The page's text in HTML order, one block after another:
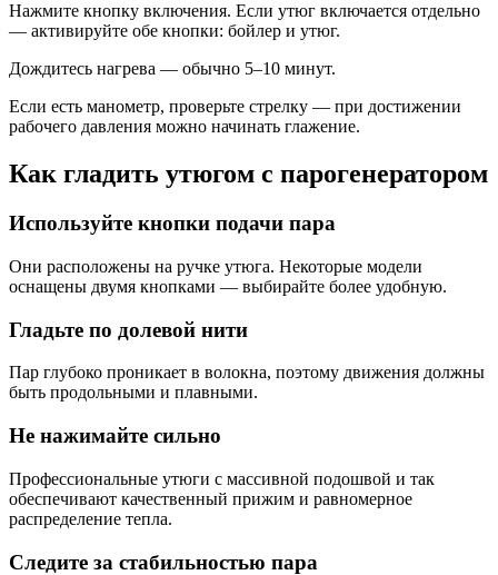
Нажмите кнопку включения. Если утюг включается отдельно
— активируйте обе кнопки: бойлер и утюг.
Дождитесь нагрева — обычно 5–10 минут.
Если есть манометр, проверьте стрелку — при достижении
рабочего давления можно начинать глажение.
Как гладить утюгом с парогенератором
Используйте кнопки подачи пара
Они расположены на ручке утюга. Некоторые модели
оснащены двумя кнопками — выбирайте более удобную.
Гладьте по долевой нити
Пар глубоко проникает в волокна, поэтому движения должны
быть продольными и плавными.
Не нажимайте сильно
Профессиональные утюги с массивной подошвой и так
обеспечивают качественный прижим и равномерное
распределение тепла.
Следите за стабильностью пара